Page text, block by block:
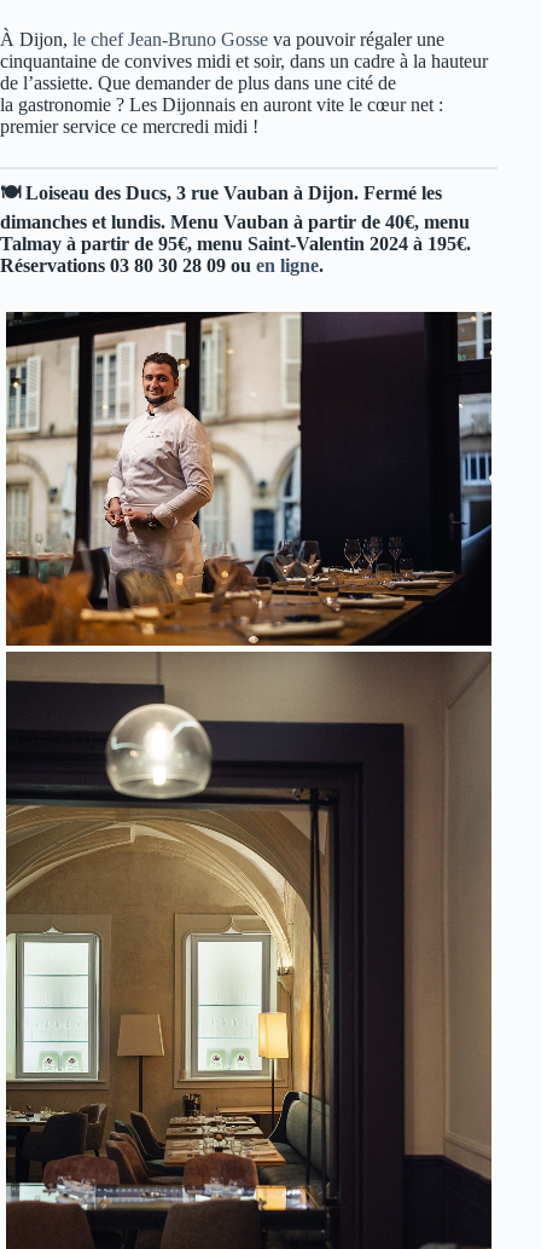
À Dijon, le chef Jean-Bruno Gosse va pouvoir régaler une
cinquantaine de convives midi et soir, dans un cadre à la hauteur
de l’assiette. Que demander de plus dans une cité de
la gastronomie ? Les Dijonnais en auront vite le cœur net :
premier service ce mercredi midi !
🍽️ Loiseau des Ducs, 3 rue Vauban à Dijon. Fermé les
dimanches et lundis. Menu Vauban à partir de 40€, menu
Talmay à partir de 95€, menu Saint-Valentin 2024 à 195€.
Réservations 03 80 30 28 09 ou en ligne.